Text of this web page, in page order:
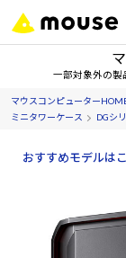
一部対象外の製
マウスコンピューター
ミニタワーケース
DGシ
おすすめモデルは